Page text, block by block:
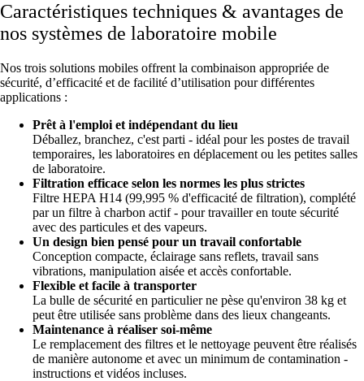
Caractéristiques techniques & avantages de
nos systèmes de laboratoire mobile
Nos trois solutions mobiles offrent la combinaison appropriée de
sécurité, d’efficacité et de facilité d’utilisation pour différentes
applications :
Prêt à l'emploi et indépendant du lieu
Déballez, branchez, c'est parti - idéal pour les postes de travail
temporaires, les laboratoires en déplacement ou les petites salles
de laboratoire.
Filtration efficace selon les normes les plus strictes
Filtre HEPA H14 (99,995 % d'efficacité de filtration), complété
par un filtre à charbon actif - pour travailler en toute sécurité
avec des particules et des vapeurs.
Un design bien pensé pour un travail confortable
Conception compacte, éclairage sans reflets, travail sans
vibrations, manipulation aisée et accès confortable.
Flexible et facile à transporter
La bulle de sécurité en particulier ne pèse qu'environ 38 kg et
peut être utilisée sans problème dans des lieux changeants.
Maintenance à réaliser soi-même
Le remplacement des filtres et le nettoyage peuvent être réalisés
de manière autonome et avec un minimum de contamination -
instructions et vidéos incluses.